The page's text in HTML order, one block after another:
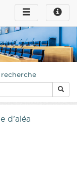
Toggle
infos
Toggle
navigation
d'aléa